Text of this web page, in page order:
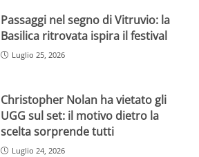
Passaggi nel segno di Vitruvio: la
Basilica ritrovata ispira il festival
Luglio 25, 2026
Christopher Nolan ha vietato gli
UGG sul set: il motivo dietro la
scelta sorprende tutti
Luglio 24, 2026